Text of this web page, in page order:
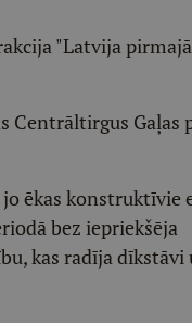
"Latvija
Centrāltirgus Gaļas
ēkas konstruktīvie
bez iepriekšēja
kas radīja dīkstāvi